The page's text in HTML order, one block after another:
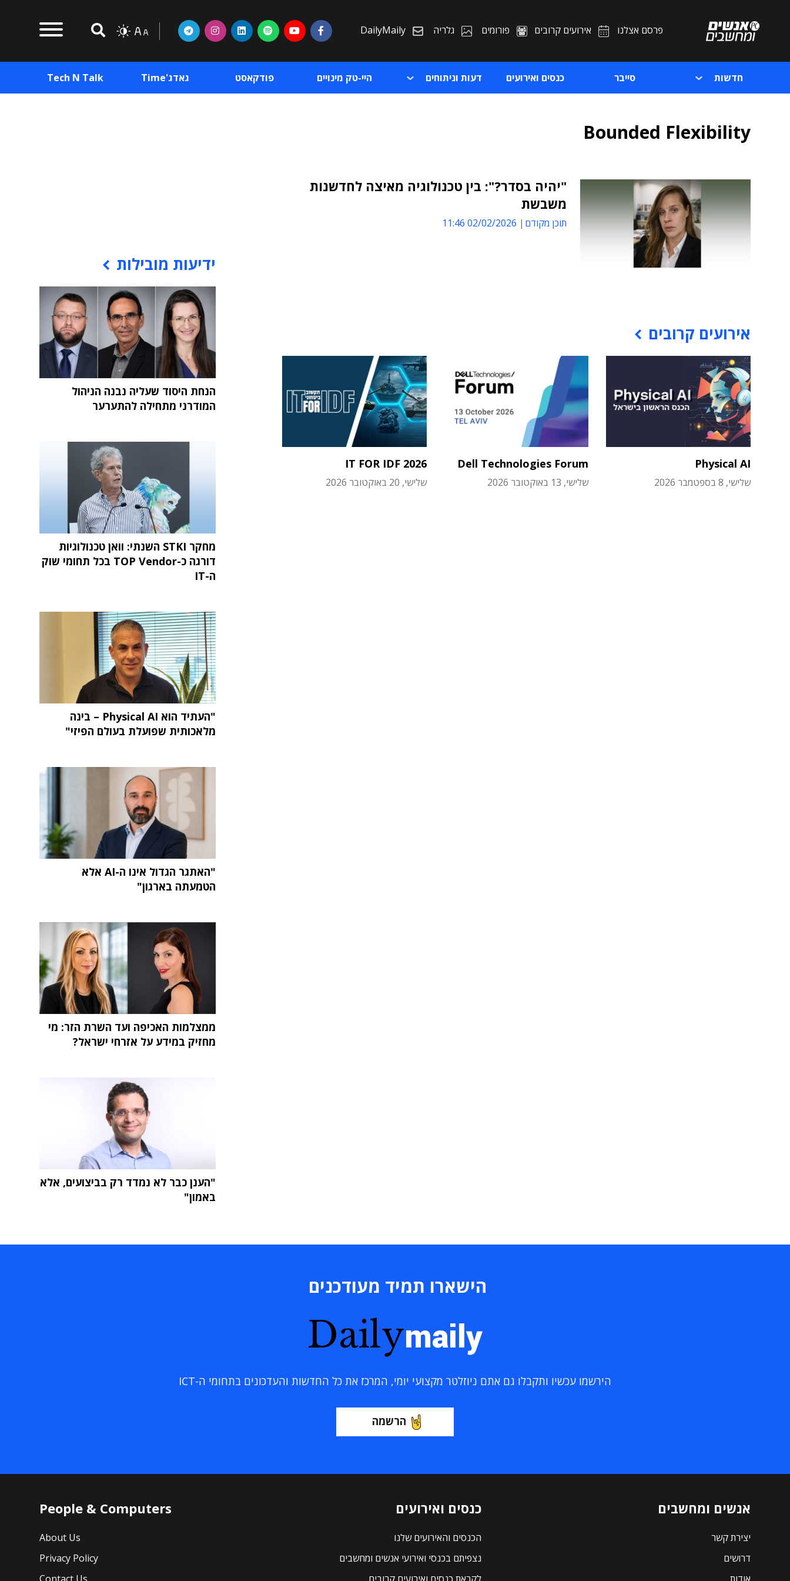
פרסם אצלנו אירועים קרובים פורומים גלריה DailyMaily
חדשות סייבר כנסים ואירועים דעות וניתוחים היי-טק מינויים פודקאסט גאדג'Time Tech N Talk
Bounded Flexibility
"יהיה בסדר?": בין טכנולוגיה מאיצה לחדשנות
משבשת
תוכן מקודם 02/02/2026 11:46
אירועים קרובים
Physical AI
שלישי, 8 בספטמבר 2026
Dell Technologies Forum
שלישי, 13 באוקטובר 2026
IT FOR IDF 2026
שלישי, 20 באוקטובר 2026
ידיעות מובילות
הנחת היסוד שעליה נבנה הניהול
המודרני מתחילה להתערער
מחקר STKI השנתי: וואן טכנולוגיות
דורגה כ-TOP Vendor בכל תחומי שוק
ה-IT
"העתיד הוא Physical AI – בינה
מלאכותית שפועלת בעולם הפיזי"
"האתגר הגדול אינו ה-AI אלא
הטמעתה בארגון"
ממצלמות האכיפה ועד השרת הזר: מי
מחזיק במידע על אזרחי ישראל?
"הענן כבר לא נמדד רק בביצועים, אלא
באמון"
הישארו תמיד מעודכנים
Dailymaily
הירשמו עכשיו ותקבלו גם אתם ניוזלטר מקצועי יומי, המרכז את כל החדשות והעדכונים בתחומי ה-ICT
הרשמה
אנשים ומחשבים
יצירת קשר
דרושים
כנסים ואירועים
הכנסים והאירועים שלנו
נצפיתם בכנסי ואירועי אנשים ומחשבים
People & Computers
About Us
Privacy Policy